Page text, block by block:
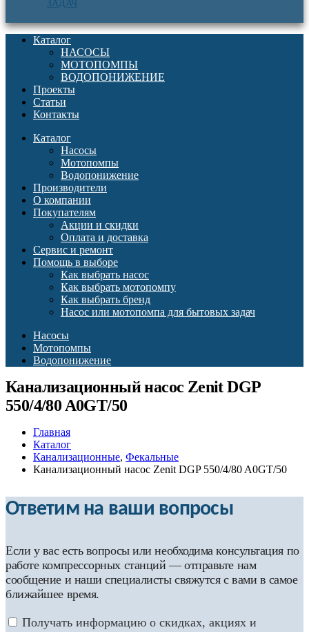
ЗАДАЧ
Каталог
НАСОСЫ
МОТОПОМПЫ
ВОДОПОНИЖЕНИЕ
Проекты
Статьи
Контакты
Каталог
Насосы
Мотопомпы
Водопонижение
Производители
О компании
Покупателям
Акции и скидки
Оплата и доставка
Сервис и ремонт
Помощь в выборе
Как выбрать насос
Как выбрать мотопомпу
Как выбрать бренд
Насос или мотопомпа для бытовых задач
Насосы
Мотопомпы
Водопонижение
Канализационный насос Zenit DGP
550/4/80 A0GT/50
Главная
Каталог
Канализационные, Фекальные
Канализационный насос Zenit DGP 550/4/80 A0GT/50
Ответим на ваши вопросы
Если у вас есть вопросы или необходима консультация по
работе компрессорных станций — отправьте нам
сообщение и наши специалисты свяжутся с вами в самое
ближайшее время.
Получать информацию о скидках, акциях и